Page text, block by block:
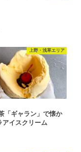
上野・浅草エリア
「ギャラン」で懐か
アイスクリーム